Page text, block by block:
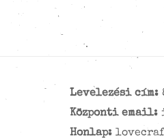
Levelezési cím:
Központi email:
Honlap: